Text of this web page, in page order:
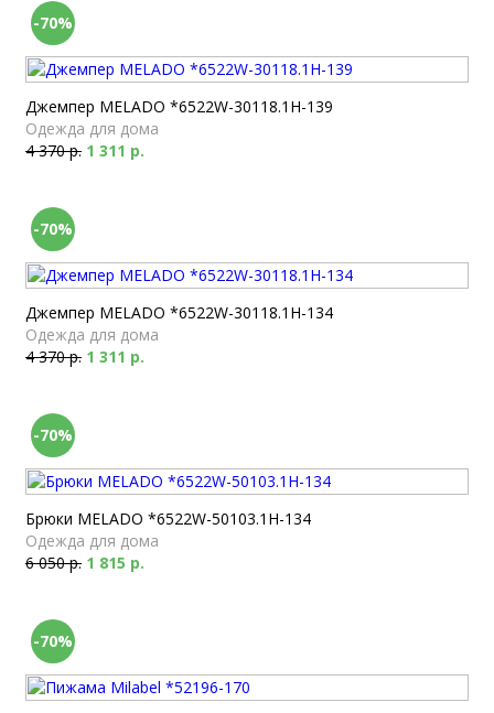
-70%
Джемпер MELADO *6522W-30118.1H-139
Одежда для дома
4 370 р. 1 311 р.
-70%
Джемпер MELADO *6522W-30118.1H-134
Одежда для дома
4 370 р. 1 311 р.
-70%
Брюки MELADO *6522W-50103.1H-134
Одежда для дома
6 050 р. 1 815 р.
-70%